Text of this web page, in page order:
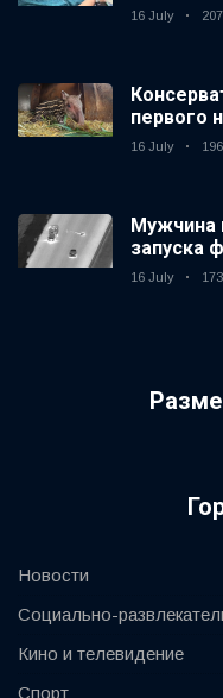
16 July
первого
зоопарке
16 July
Мужчина
запуска
машины
16 July
Новости
Социально-
Кино и телевидение
Спорт